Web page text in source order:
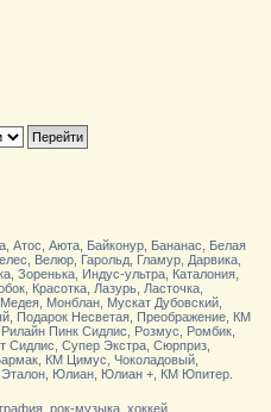
Атос, Аюта, Байконур, Бананас, Белая
Велюр, Гарольд, Гламур, Дарвика,
Зоренька, Индус-ультра, Каталония,
Красотка, Лазурь, Ласточка,
Монблан, Мускат Дубовский,
Подарок Несветая, Преображение, КМ
Пинк Сидлис, Розмус, Ромбик,
Супер Экстра, Сюрприз,
КМ Цимус, Чоколадовый,
Эталон, Юлиан, Юлиан +, КМ Юпитер.
рок-музыка, хоккей